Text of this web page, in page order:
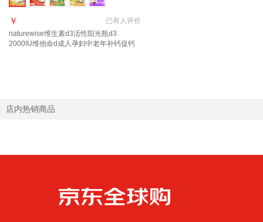
已有人评价
￥
naturewise维生素d3活性阳光瓶d3
2000IU维他命d成人孕妇中老年补钙促钙
店内热销商品